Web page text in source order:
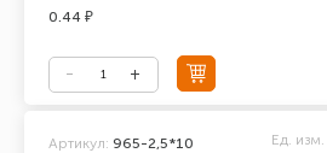
0.44 ₽
Артикул: 965-2,5*10 Ед. изм.